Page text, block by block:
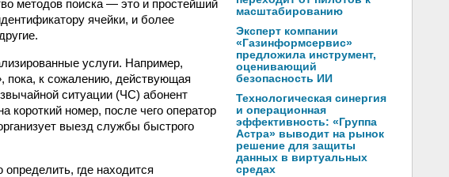
методов поиска — это и простейший
ячейки, и более
услуги. Например,
пока, к сожалению, действующая
ситуации (ЧС) абонент
короткий номер, после чего оператор
выезд службы быстрого
где находится
масштабированию
Эксперт компании
«Газинформсервис»
предложила инструмент,
оценивающий
безопасность ИИ
Технологическая синергия
и операционная
эффективность: «Группа
Астра» выводит на рынок
решение для защиты
данных в виртуальных
средах